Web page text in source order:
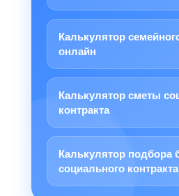
Калькулятор
онлайн
Калькулятор сметы
контракта
Калькулятор подбора
социального контракта